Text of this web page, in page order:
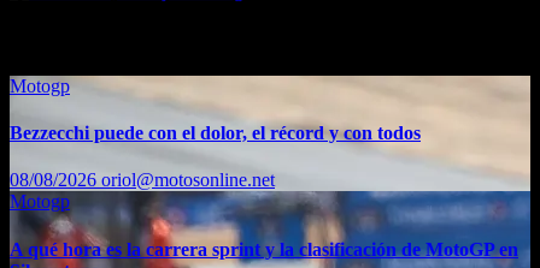
Motogp
Bezzecchi puede con el dolor, el récord y con todos
08/08/2026 oriol@motosonline.net
Motogp
A qué hora es la carrera sprint y la clasificación de MotoGP en